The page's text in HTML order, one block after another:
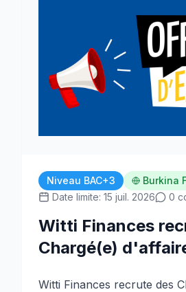
Niveau BAC+3
Burkina
Date limite: 15 juil. 2026
0
Witti Finances
Chargé(e)
Witti Finances recrute des